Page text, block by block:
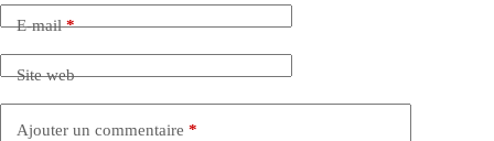
E-mail*
Site web
Ajouter un commentaire *